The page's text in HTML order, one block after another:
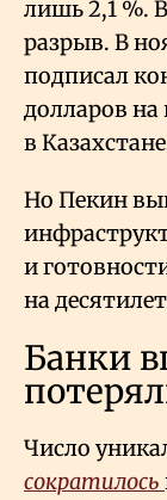
лишь 2,1 %.
разрыв. В
подписал
долларов
в
Но Пекин
и
на
Банки
Число
сократилось